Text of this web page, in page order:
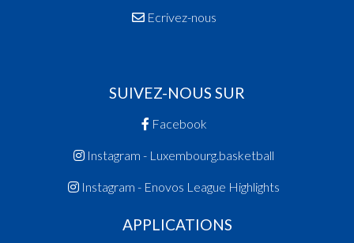
Ecrivez-nous
SUIVEZ-NOUS SUR
Facebook
Instagram - Luxembourg.basketball
Instagram - Enovos League Highlights
APPLICATIONS